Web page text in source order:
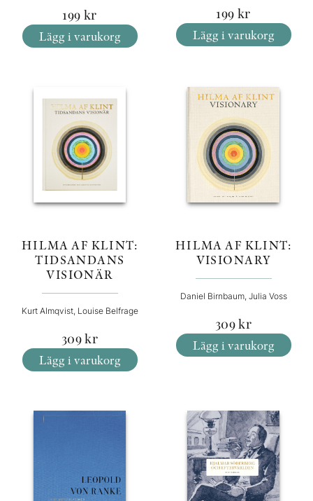
199 kr
Lägg i varukorg
199 kr
Lägg i varukorg
HILMA AF KLINT:
TIDSANDANS
VISIONÄR
Kurt Almqvist, Louise Belfrage
309kr
Lägg i varukorg
HILMA AF KLINT:
VISIONARY
Daniel Birnbaum, Julia Voss
309kr
Lägg i varukorg